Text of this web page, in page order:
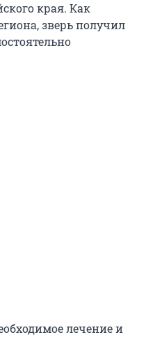
края. Как
зверь получил
лечение и